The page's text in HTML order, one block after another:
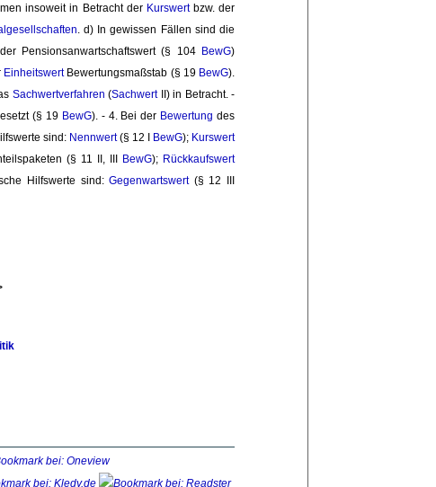
insoweit in Betracht der Kurswertbzw. der
. d) In gewissen Fällen sind die
Pensionsanwartschaftswert (§ 104 BewG)
EinheitswertBewertungsmaßstab (§ 19 BewG).
Sachwertverfahren (SachwertII) in Betracht. -
(§ 19 BewG). - 4. Bei der Bewertung des
sind: Nennwert(§ 12 I BewG); Kurswert
(§ 11 II, III BewG); Rückkaufswert
Hilfswerte sind:Gegenwartswert(§ 12 III